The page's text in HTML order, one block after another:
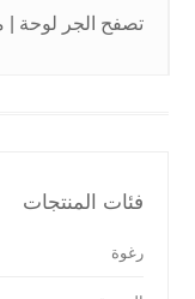
تصفح الجر لوحة |
فئات المنتجات
رغوة